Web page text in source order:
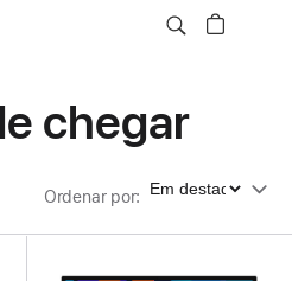
chegar
Ordenar por: Ordenar por